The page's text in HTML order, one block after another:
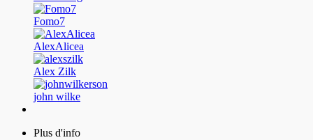
Fomo7
AlexAlicea
Alex Zilk
john wilke
Plus d'info